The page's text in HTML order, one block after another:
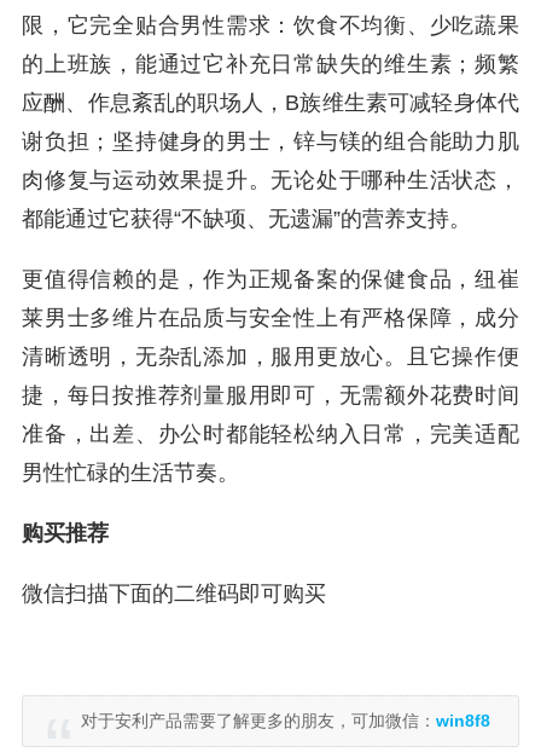
限，它完全贴合男性需求：饮食不均衡、少吃蔬果
的上班族，能通过它补充日常缺失的维生素；频繁
应酬、作息紊乱的职场人，B族维生素可减轻身体代
谢负担；坚持健身的男士，锌与镁的组合能助力肌
肉修复与运动效果提升。无论处于哪种生活状态，
都能通过它获得“不缺项、无遗漏”的营养支持。
更值得信赖的是，作为正规备案的保健食品，纽崔
莱男士多维片在品质与安全性上有严格保障，成分
清晰透明，无杂乱添加，服用更放心。且它操作便
捷，每日按推荐剂量服用即可，无需额外花费时间
准备，出差、办公时都能轻松纳入日常，完美适配
男性忙碌的生活节奏。
购买推荐
微信扫描下面的二维码即可购买
对于安利产品需要了解更多的朋友，可加微信： win8f8